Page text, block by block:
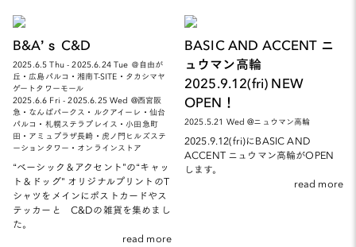
B&A’ｓ C&D
2025.6.5 Thu - 2025.6.24 Tue ＠自由が
丘・広島パルコ・湘南T-SITE・タカシマヤ
ゲートタワーモール
2025.6.6 Fri - 2025.6.25 Wed @西宮阪
急・なんばパークス・ルクアイーレ・仙台
パルコ・札幌ステラプレイス・小田急町
田・アミュプラザ長崎・虎ノ門ヒルズステ
ーションタワー・オンラインストア
“ベーシック＆アクセント”の“キャッ
ト＆ドッグ” オリジナルプリントのT
シャツをメインにポストカードやス
テッカーと C&Dの雑貨を集めまし
た。
read more
BASIC AND ACCENT ニ
ュウマン高輪
2025.9.12(fri) NEW
OPEN！
2025.5.21 Wed @ニュウマン高輪
2025.9.12(fri)にBASIC AND
ACCENT ニュウマン高輪がOPEN
します。
read more